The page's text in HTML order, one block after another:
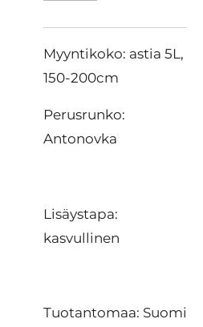
Myyntikoko: astia 5L,
150-200cm
Perusrunko:
Antonovka
Lisäystapa:
kasvullinen
Tuotantomaa: Suomi